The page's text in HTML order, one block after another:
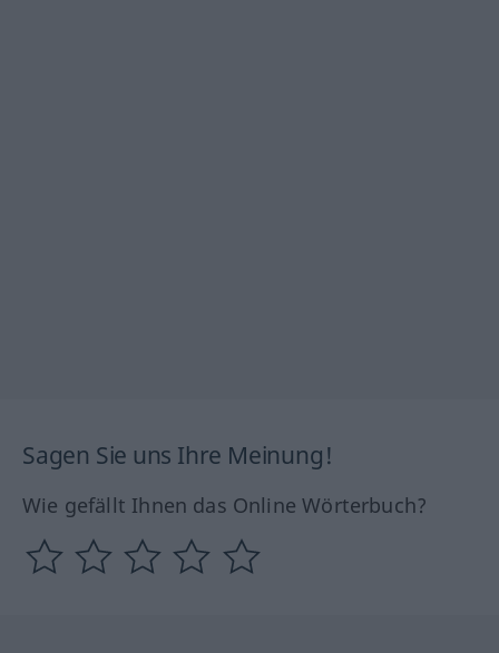
Sagen Sie uns Ihre Meinung!
Wie gefällt Ihnen das Online Wörterbuch?